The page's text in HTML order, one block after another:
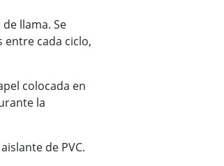
llama. Se
entre cada ciclo,
colocada en
la
de PVC.